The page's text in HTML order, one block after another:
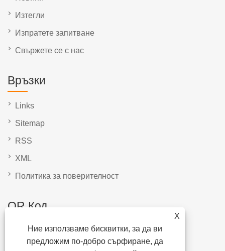
X
Ние използваме бисквитки, за да ви
предложим по-добро сърфиране, да
Изтегли
Изпратете запитване
Свържете се с нас
Връзки
Links
Sitemap
RSS
XML
Политика за поверителност
QR Код